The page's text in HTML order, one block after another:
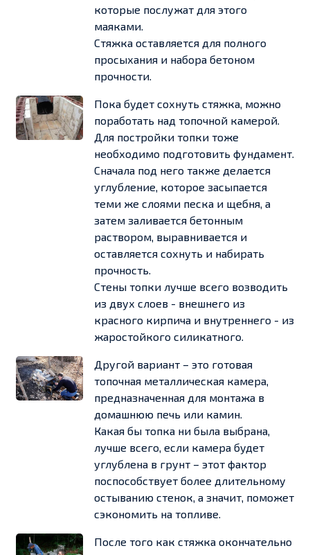
которые послужат для этого
маяками.
Стяжка оставляется для полного
просыхания и набора бетоном
прочности.
Пока будет сохнуть стяжка, можно
поработать над топочной камерой.
Для постройки топки тоже
необходимо подготовить фундамент.
Сначала под него также делается
углубление, которое засыпается
теми же слоями песка и щебня, а
затем заливается бетонным
раствором, выравнивается и
оставляется сохнуть и набирать
прочность.
Стены топки лучше всего возводить
из двух слоев - внешнего из
красного кирпича и внутреннего - из
жаростойкого силикатного.
Другой вариант – это готовая
топочная металлическая камера,
предназначенная для монтажа в
домашнюю печь или камин.
Какая бы топка ни была выбрана,
лучше всего, если камера будет
углублена в грунт – этот фактор
поспособствует более длительному
остыванию стенок, а значит, поможет
сэкономить на топливе.
После того как стяжка окончательно